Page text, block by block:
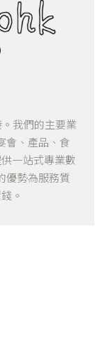
我們的主要業
會、產品、食
一站式專業數
優勢為服務質
。